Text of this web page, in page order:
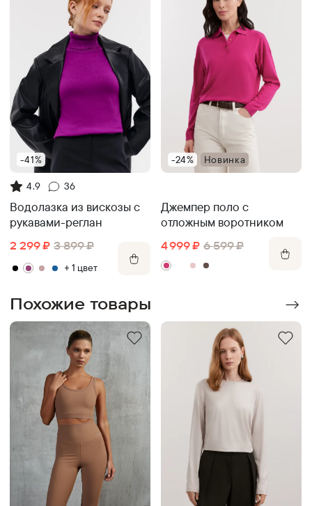
-41%
4.9 36
Водолазка из вискозы с
рукавами-реглан
2 299 ₽ 3 899 ₽
+1 цвет
-24% Новинка
Джемпер поло с
отложным воротником
4 999 ₽ 6 599 ₽
Похожие товары